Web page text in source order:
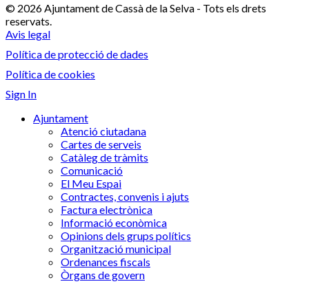
© 2026 Ajuntament de Cassà de la Selva - Tots els drets
reservats.
Avis legal
Política de protecció de dades
Política de cookies
Sign In
Ajuntament
Atenció ciutadana
Cartes de serveis
Catàleg de tràmits
Comunicació
El Meu Espai
Contractes, convenis i ajuts
Factura electrònica
Informació econòmica
Opinions dels grups polítics
Organització municipal
Ordenances fiscals
Òrgans de govern